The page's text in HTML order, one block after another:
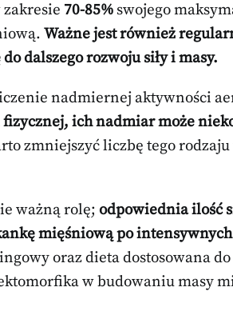
70-85% swojego
Ważne jest również
dalszego rozwoju siły i masy.
nadmiernej aktywności
ich nadmiar może
zmniejszyć liczbę tego
ważną rolę; odpowiednia ilość
mięśniową po
oraz dieta dostosowana
w budowaniu masy